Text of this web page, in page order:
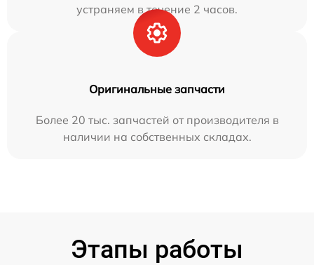
устраняем в течение 2 часов.
Оригинальные запчасти
Более 20 тыс. запчастей от производителя в
наличии на собственных складах.
Этапы работы